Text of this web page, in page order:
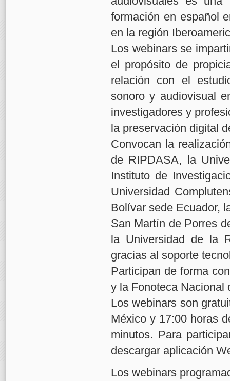
formación en español
en la región
Los webinars se
el propósito de
relación con el
sonoro y audiovisual
investigadores y
la preservación digital
Convocan la
de RIPDASA, la
Instituto de
Universidad
Bolívar sede Ecuador,
San Martín de Porres
la Universidad de la
gracias al soporte
Participan de forma
y la Fonoteca Nacional
Los webinars son
México y 17:00 horas
minutos. Para
descargar aplicación
Los webinars